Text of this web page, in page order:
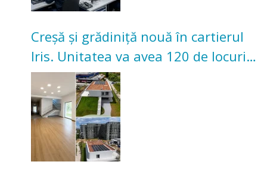
Creșă și grădiniță nouă în cartierul
Iris. Unitatea va avea 120 de locuri
pentru copii